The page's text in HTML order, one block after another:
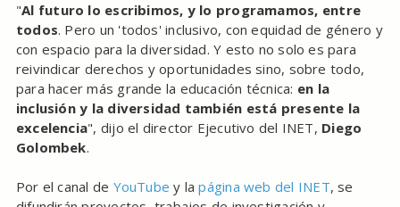
"Al futuro lo escribimos, y lo programamos, entre
todos. Pero un 'todos' inclusivo, con equidad de género y
con espacio para la diversidad. Y esto no solo es para
reivindicar derechos y oportunidades sino, sobre todo,
para hacer más grande la educación técnica: en la
inclusión y la diversidad también está presente la
excelencia", dijo el director Ejecutivo del INET, Diego
Golombek.
Por el canal de YouTube y lapágina web del INET, se